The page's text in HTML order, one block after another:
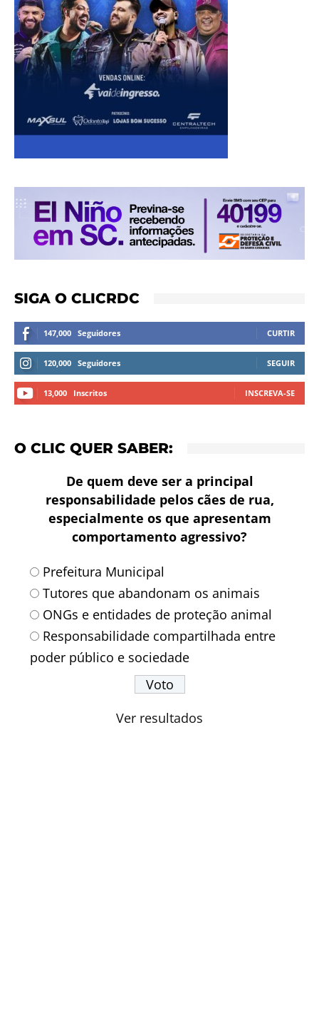
SIGA O CLICRDC
147,000 Seguidores CURTIR
120,000 Seguidores SEGUIR
13,000 Inscritos INSCREVA-SE
O CLIC QUER SABER:
De quem deve ser a principal
responsabilidade pelos cães de rua,
especialmente os que apresentam
comportamento agressivo?
Prefeitura Municipal
Tutores que abandonam os animais
ONGs e entidades de proteção animal
Responsabilidade compartilhada entre
poder público e sociedade
Ver resultados